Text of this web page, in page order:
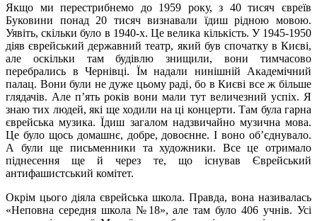
Якщо ми перестрибнемо до 1959 року, з 40 тисяч євреїв
Буковини понад 20 тисяч визнавали їдиш рідною мовою.
Уявіть, скільки було в 1940-х. Це велика кількість. У 1945-1950
діяв єврейський державний театр, який був спочатку в Києві,
але оскільки там будівлю знищили, вони тимчасово
перебрались в Чернівці. Їм надали нинішній Академічний
палац. Вони були не дуже цьому раді, бо в Києві все ж більше
глядачів. Але п’ять років вони мали тут величезний успіх. Я
знаю тих людей, які ще ходили на ці концерти. Там була гарна
єврейська музика. Їдиш загалом надзвичайно музична мова.
Це було щось домашнє, добре, довоєнне. І воно об’єднувало.
А були ще письменники та художники. Все це отримало
піднесення ще й через те, що існував Єврейський
антифашистський комітет.
Окрім цього діяла єврейська школа. Правда, вона називалась
«Неповна середня школа №18», але там було 406 учнів. Усі